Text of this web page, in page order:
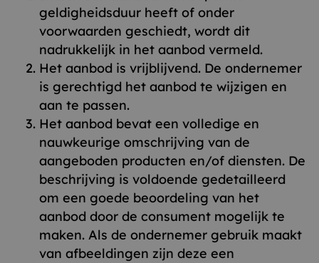
geldigheidsduur heeft of onder
voorwaarden geschiedt, wordt dit
nadrukkelijk in het aanbod vermeld.
Het aanbod is vrijblijvend. De ondernemer
is gerechtigd het aanbod te wijzigen en
aan te passen.
Het aanbod bevat een volledige en
nauwkeurige omschrijving van de
aangeboden producten en/of diensten. De
beschrijving is voldoende gedetailleerd
om een goede beoordeling van het
aanbod door de consument mogelijk te
maken. Als de ondernemer gebruik maakt
van afbeeldingen zijn deze een